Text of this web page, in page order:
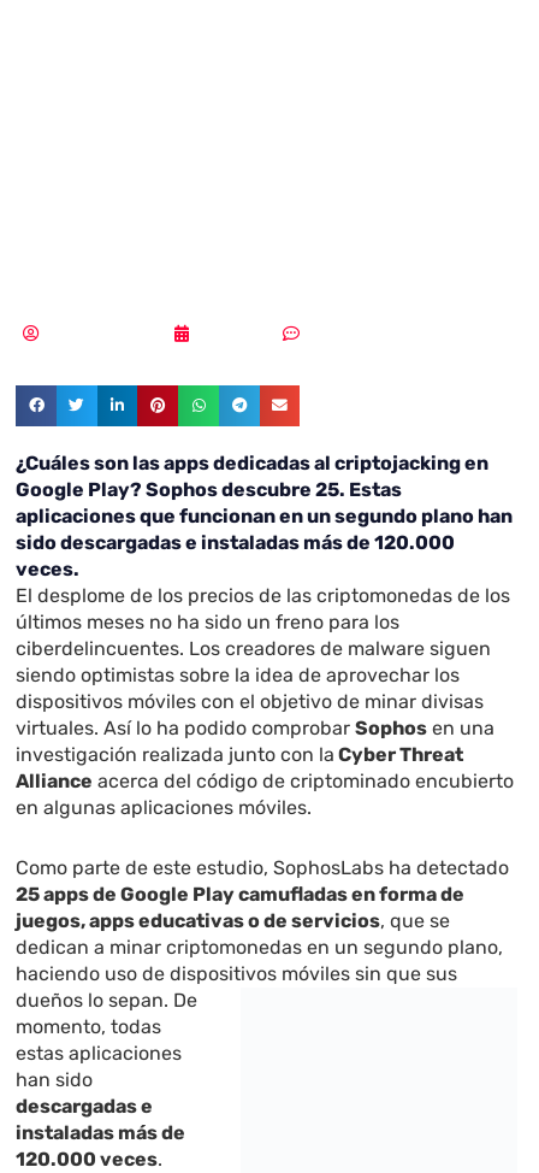
¿Cuáles son las apps dedicadas al criptojacking en
Google Play? Sophos descubre 25. Estas
aplicaciones que funcionan en un segundo plano han
sido descargadas e instaladas más de 120.000
veces.
El desplome de los precios de las criptomonedas de los
últimos meses no ha sido un freno para los
ciberdelincuentes. Los creadores de malware siguen
siendo optimistas sobre la idea de aprovechar los
dispositivos móviles con el objetivo de minar divisas
virtuales. Así lo ha podido comprobarSophos en una
investigación realizada junto con la Cyber Threat
Alliance acerca del código de criptominado encubierto
en algunas aplicaciones móviles.
Como parte de este estudio, SophosLabs ha detectado
25 apps de Google Play camufladas en forma de
juegos, apps educativas o de servicios, que se
dedican a minar criptomonedas en un segundo plano,
haciendo uso de dispositivos móviles sin que sus
dueños lo sepan. De
momento, todas
estas aplicaciones
han sido
descargadas e
instaladas más de
120.000 veces.